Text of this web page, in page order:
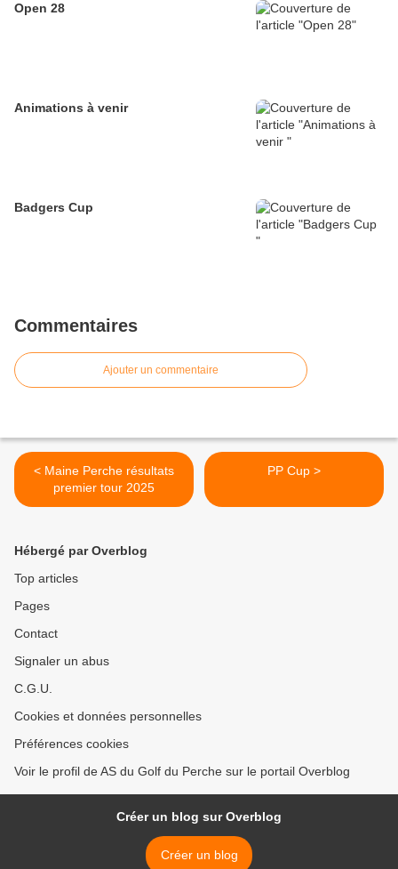
Open 28
Animations à venir
Badgers Cup
Commentaires
Ajouter un commentaire
< Maine Perche résultats
premier tour 2025
PP Cup >
Hébergé par Overblog
Top articles
Pages
Contact
Signaler un abus
C.G.U.
Cookies et données personnelles
Préférences cookies
Voir le profil de AS du Golf du Perche sur le portail Overblog
Créer un blog sur Overblog
Créer un blog